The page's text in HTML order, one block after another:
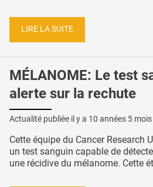
LIRE LA SUITE
MÉLANOME: Le test
alerte sur la rechute
Actualité publiée il y a 10 années 5 mois
Cette équipe du Cancer Research
un test sanguin capable de
une récidive du mélanome. Cette